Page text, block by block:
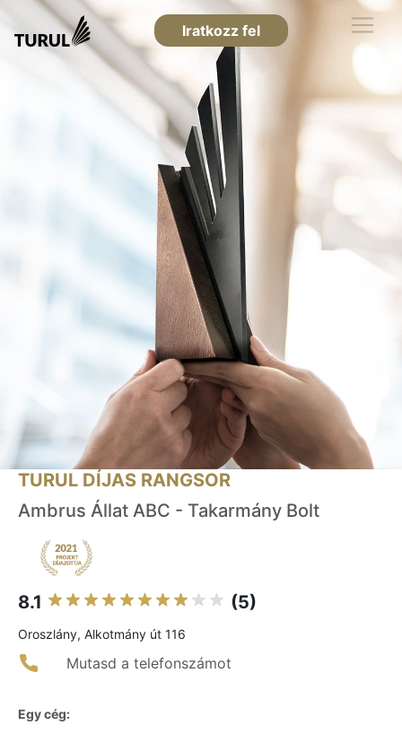
Iratkozz fel
TURUL DÍJAS RANGSOR
Ambrus Állat ABC - Takarmány Bolt
8.1 (5)
Oroszlány, Alkotmány út 116
Mutasd a telefonszámot
Egy cég: